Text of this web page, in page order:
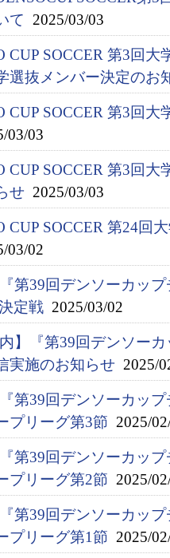
て 2025/03/03
CUP SOCCER 第3回
選抜メンバー決定のお
CUP SOCCER 第3回
03/03
CUP SOCCER 第3回
せ 2025/03/03
CUP SOCCER 第24回
03/02
『第39回デンソーカッ
定戦 2025/03/02
内】『第39回デンソー
実施のお知らせ 2025/
『第39回デンソーカッ
プリーグ第3節 2025/
『第39回デンソーカッ
プリーグ第2節 2025/
『第39回デンソーカッ
プリーグ第1節 2025/